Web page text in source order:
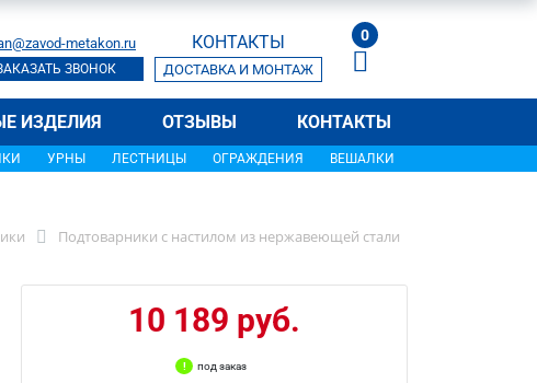
metakon.ru
ЗВОНОК
КОНТАКТЫ
ДОСТАВКА И МОНТАЖ
0
ИЗДЕЛИЯ ОТЗЫВЫ КОНТАКТЫ
УРНЫ ЛЕСТНИЦЫ ОГРАЖДЕНИЯ ВЕШАЛКИ
Подтоварники с настилом из нержавеющей стали
10 189 руб.
под заказ